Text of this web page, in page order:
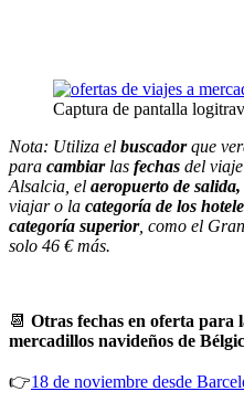
Captura de pantalla
Nota: Utiliza el buscadorque
para cambiarlas fechas del
Alsalcia, el aeropuerto de salida,
viajar o la categoría de los
categoría superior, como el
solo 46 € más.
📆 Otras fechas en oferta para
mercadillos navideños de
👉18 de noviembre desde